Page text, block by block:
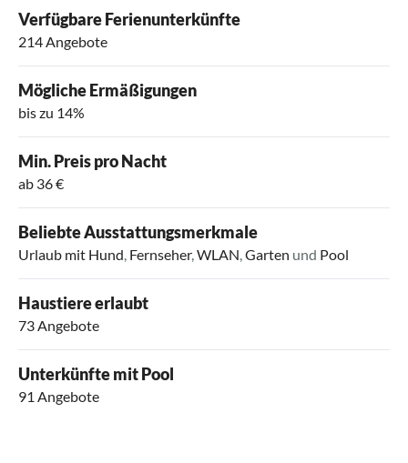
Verfügbare Ferienunterkünfte
214 Angebote
Mögliche Ermäßigungen
bis zu 14%
Min. Preis pro Nacht
ab 36 €
Beliebte Ausstattungsmerkmale
Urlaub mit Hund, Fernseher,WLAN,Garten und Pool
Haustiere erlaubt
73 Angebote
Unterkünfte mit Pool
91 Angebote